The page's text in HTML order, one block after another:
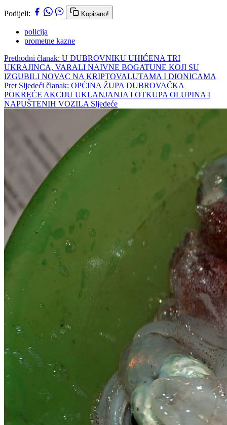
Podijeli: Kopirano!
policija
prometne kazne
Prethodni članak: U DUBROVNIKU UHIĆENA TRI
UKRAJINCA, VARALI NAIVNE BOGATUNE KOJI SU
IZGUBILI NOVAC NA KRIPTOVALUTAMA I DIONICAMA
Pret Sljedeći članak: OPĆINA ŽUPA DUBROVAČKA
POKREĆE AKCIJU UKLANJANJA I OTKUPA OLUPINA I
NAPUŠTENIH VOZILA Sljedeće